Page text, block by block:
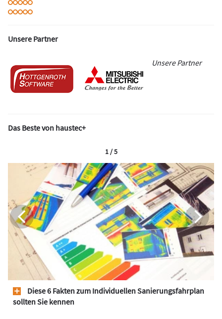
Unsere Partner
Unsere Partner
Das Beste von haustec+
Diese 6 Fakten zum Individuellen Sanierungsfahrplan
sollten Sie kennen
1 / 5